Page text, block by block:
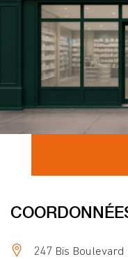
247 Bis Boulevard